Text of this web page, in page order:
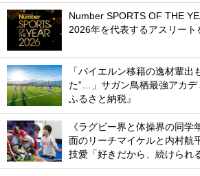
Number SPORTS OF THE
2026年を代表するアスリート
「バイエルン移籍の逸材輩出
た”…」サガン鳥栖最強アカデ
ふるさと納税』
《ラグビー界と体操界の同
面のリーチマイケルと内村航
技愛「好きだから、続けられ